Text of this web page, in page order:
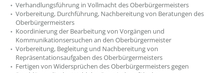
Verhandlungsführung in Vollmacht des Oberbürgermeisters
Vorbereitung, Durchführung, Nachbereitung von Beratungen des
Oberbürgermeisters
Koordinierung der Bearbeitung von Vorgängen und
Kommunikationsersuchen an den Oberbürgermeister
Vorbereitung, Begleitung und Nachbereitung von
Repräsentationsaufgaben des Oberbürgermeisters
Fertigen von Widersprüchen des Oberbürgermeisters gegen